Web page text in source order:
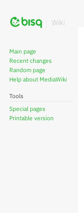
Main page
Recent changes
Random page
Help about MediaWiki
Tools
Special pages
Printable version